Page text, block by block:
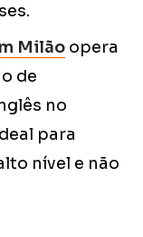
Milão opera
de
no
para
nível e não